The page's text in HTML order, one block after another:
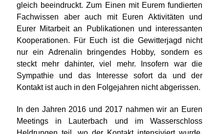
gleich beeindruckt. Zum Einen mit Eurem fundierten
Fachwissen aber auch mit Euren Aktivitäten und
Eurer Mitarbeit an Publikationen und interessanten
Kooperationen. Für Euch ist die Gewitterjagd nicht
nur ein Adrenalin bringendes Hobby, sondern es
steckt mehr dahinter, viel mehr. Insofern war die
Sympathie und das Interesse sofort da und der
Kontakt ist auch in den Folgejahren nicht abgerissen.
In den Jahren 2016 und 2017 nahmen wir an Euren
Meetings in Lauterbach und im Wasserschloss